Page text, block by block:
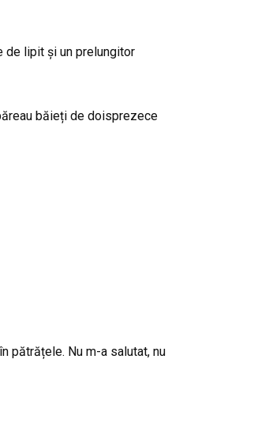
de lipit și un prelungitor
băieți de doisprezece
pătrățele. Nu m-a salutat, nu